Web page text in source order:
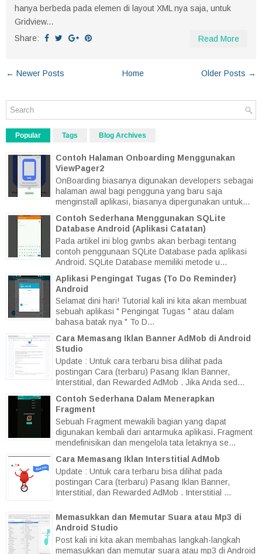
hanya berbeda pada elemen di layout XML nya saja, untuk
Gridview...
Share:
Read More
← Newer Posts Older Posts →
Home
Popular Tags Blog Archives
Contoh Halaman Onboarding Menggunakan
ViewPager2
OnBoarding biasanya digunakan developers sebagai
halaman awal bagi pengguna yang baru saja
menginstall aplikasi, biasanya dipergunakan untuk...
Contoh Sederhana Menggunakan SQLite
Database Android (Aplikasi Catatan)
Pada artikel ini blog gwnbs akan berbagi tentang
contoh penggunaan SQLite Database pada aplikasi
Android. SQLite Database memiliki metode u...
Aplikasi Pengingat Tugas (To Do Reminder)
Android
Selamat dini hari! Tutorial kali ini kita akan membuat
sebuah aplikasi " Pengingat Tugas " atau dalam
bahasa batak nya " To D...
Cara Memasang Iklan Banner AdMob di Android
Studio
Update : Untuk cara terbaru bisa dilihat pada
postingan Cara (terbaru) Pasang Iklan Banner,
Interstitial, dan Rewarded AdMob . Jika Anda sed...
Contoh Sederhana Dalam Menerapkan
Fragment
Sebuah Fragment mewakili bagian yang dapat
digunakan kembali dari antarmuka aplikasi. Fragment
mendefinisikan dan mengelola tata letaknya se...
Cara Memasang Iklan Interstitial AdMob
Update : Untuk cara terbaru bisa dilihat pada
postingan Cara (terbaru) Pasang Iklan Banner,
Interstitial, dan Rewarded AdMob . Interstitial ...
Memasukkan dan Memutar Suara atau Mp3 di
Android Studio
Post kali ini kita akan membahas langkah-langkah
memasukkan dan memutar suara atau mp3 di Android